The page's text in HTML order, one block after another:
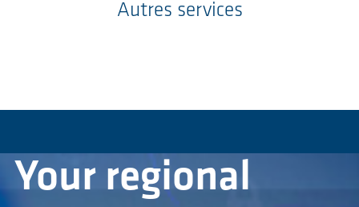
Autres services
Your regional